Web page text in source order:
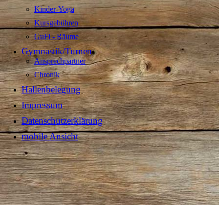
Kinder-Yoga
Kursgebühren
GuFi - Räume
Gymnastik/Turnen
Ansprechpartner
Chronik
Hallenbelegung
Impressum
Datenschutzerklärung
mobile Ansicht